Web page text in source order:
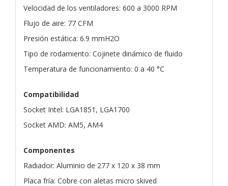
Velocidad de los ventiladores: 600 a 3000 RPM
Flujo de aire: 77 CFM
Presión estática: 6.9 mmH2O
Tipo de rodamiento: Cojinete dinámico de fluido
Temperatura de funcionamiento: 0 a 40 °C
Compatibilidad
Socket Intel: LGA1851, LGA1700
Socket AMD: AM5, AM4
Componentes
Radiador: Aluminio de 277 x 120 x 38 mm
Placa fría: Cobre con aletas micro skived